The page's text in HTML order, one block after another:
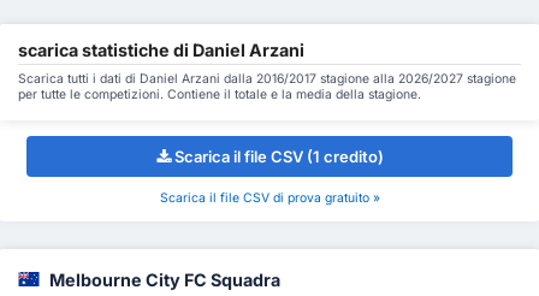
scarica statistiche di Daniel Arzani
Scarica tutti i dati di Daniel Arzani dalla 2016/2017 stagione alla 2026/2027 stagione
per tutte le competizioni. Contiene il totale e la media della stagione.
Scarica il file CSV (1 credito)
Scarica il file CSV di prova gratuito »
Melbourne City FC Squadra